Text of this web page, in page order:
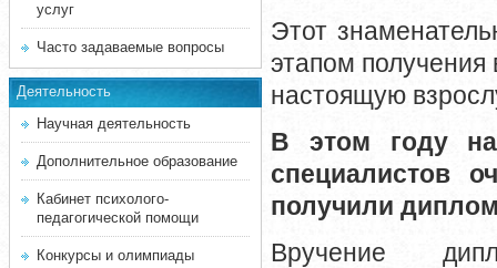
услуг
Часто задаваемые вопросы
Деятельность
Научная деятельность
Дополнительное образование
Кабинет психолого-
педагогической помощи
Конкурсы и олимпиады
Этот
этапом
настоящую
В этом году
специалистов
получили
Вручение